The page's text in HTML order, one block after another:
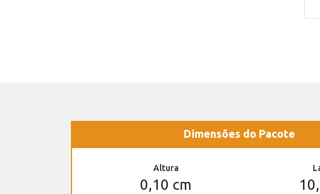
Dimensões do Pacote
Altura
0,10 cm